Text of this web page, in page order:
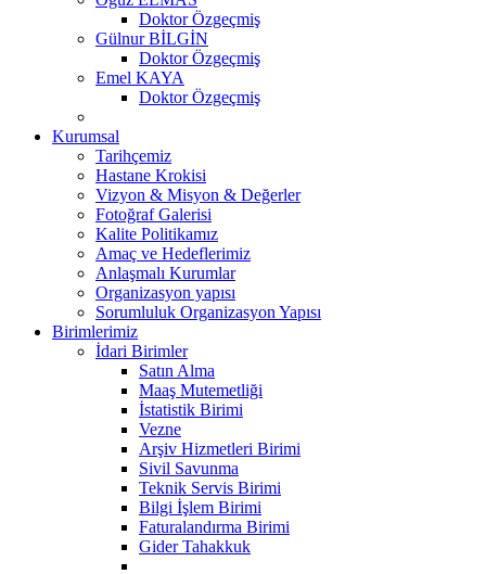
Doktor Özgeçmiş
Gülnur BİLGİN
Doktor Özgeçmiş
Emel KAYA
Doktor Özgeçmiş
Kurumsal
Tarihçemiz
Hastane Krokisi
Vizyon & Misyon & Değerler
Fotoğraf Galerisi
Kalite Politikamız
Amaç ve Hedeflerimiz
Anlaşmalı Kurumlar
Organizasyon yapısı
Sorumluluk Organizasyon Yapısı
Birimlerimiz
İdari Birimler
Satın Alma
Maaş Mutemetliği
İstatistik Birimi
Vezne
Arşiv Hizmetleri Birimi
Sivil Savunma
Teknik Servis Birimi
Bilgi İşlem Birimi
Faturalandırma Birimi
Gider Tahakkuk